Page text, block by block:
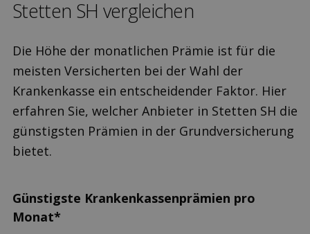
Stetten SH ver­gleichen
Die Höhe der monatlichen Prämie ist für die
meisten Versicherten bei der Wahl der
Krankenkasse ein entscheidender Faktor. Hier
erfahren Sie, welcher Anbieter in Stetten SH die
günstigsten Prämien in der Grundversicherung
bietet.
Günstigste Krankenkassenprämien pro
Monat*